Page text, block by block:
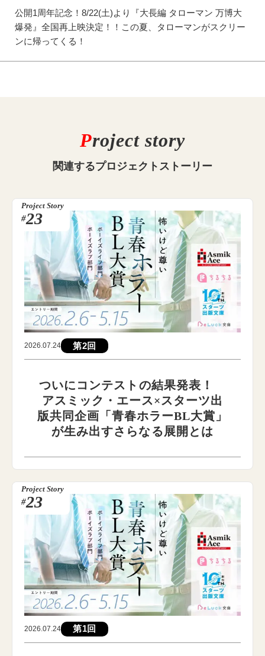
公開1周年記念！8/22(土)より『大長編 タローマン 万博大
爆発』全国再上映決定！！この夏、タローマンがスクリー
ンに帰ってくる！
Project story
関連するプロジェクトストーリー
Project Story
#23
2026.07.24 第2回
ついにコンテストの結果発表！
アスミック・エース×スターツ出
版共同企画「青春ホラーBL大賞」
が生み出すさらなる展開とは
Project Story
#23
2026.07.24 第1回